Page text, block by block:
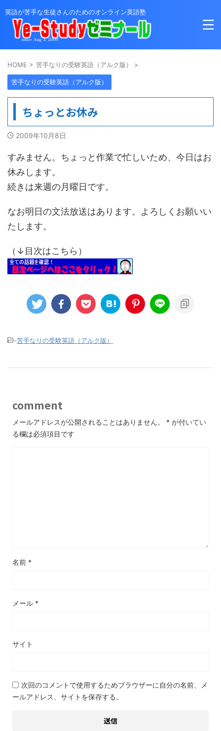
英語が苦手な生徒さんのためのオンライン英語塾
HOME > 苦手なりの受験英語（アルク版） >
苦手なりの受験英語（アルク版）
ちょっとお休み
2009年10月8日
すみません。ちょっと作業で忙しいため、今日はお
休みします。
続きは来週の月曜日です。
なお明日の文法放送はあります。よろしくお願いい
たします。
（↓目次はこちら）
-苦手なりの受験英語（アルク版）
comment
メールアドレスが公開されることはありません。 * が付いてい
る欄は必須項目です
名前 *
メール *
サイト
次回のコメントで使用するためブラウザーに自分の名前、メ
ールアドレス、サイトを保存する。